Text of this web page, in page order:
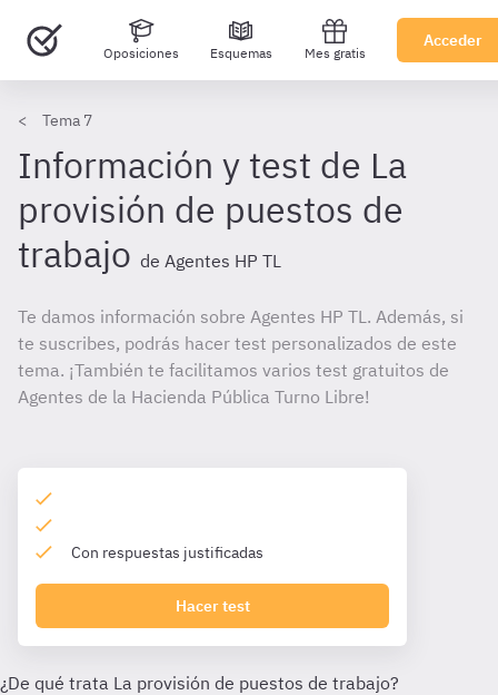
Oposiciones Esquemas Mes gratis
Acceder
Tema 7
Información y test de La
provisión de puestos de
trabajo de Agentes HP TL
Te damos información sobre Agentes HP TL. Además, si
te suscribes, podrás hacer test personalizados de este
tema. ¡También te facilitamos varios test gratuitos de
Agentes de la Hacienda Pública Turno Libre!
Con respuestas justificadas
Hacer test